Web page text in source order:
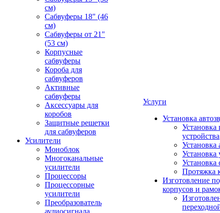
см)
Сабвуферы 18" (46
см)
Сабвуферы от 21"
(53 см)
Корпусные
сабвуферы
Короба для
сабвуферов
Активные
сабвуферы
Аксессуары для
коробов
Защитные решетки
для сабвуферов
Усилители
Моноблок
Многоканальные
усилители
Процессоры
Процессорные
усилители
Преобразователь
аудиосигнала
Услуги
Установка
Установка
устройства
Установка
Установка
Установка
Протяжка
Изготовление
корпусов и